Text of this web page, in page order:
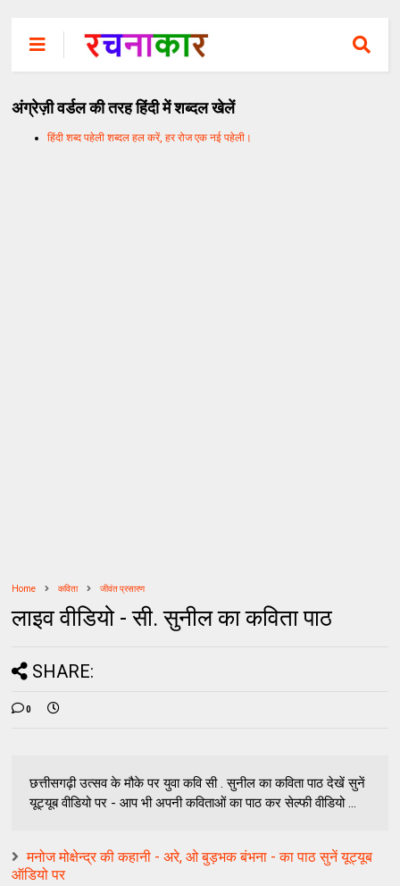
अंग्रेज़ी वर्डल की तरह हिंदी में शब्दल खेलें
हिंदी शब्द पहेली शब्दल हल करें, हर रोज एक नई पहेली।
Home कविता जीवंत प्रसारण
लाइव वीडियो - सी. सुनील का कविता पाठ
SHARE:
0
छत्तीसगढ़ी उत्सव के मौके पर युवा कवि सी . सुनील का कविता पाठ देखें सुनें
यूट्यूब वीडियो पर - आप भी अपनी कविताओं का पाठ कर सेल्फी वीडियो ...
मनोज मोक्षेन्द्र की कहानी - अरे, ओ बुड़भक बंभना - का पाठ सुनें यूट्यूब
ऑडियो पर